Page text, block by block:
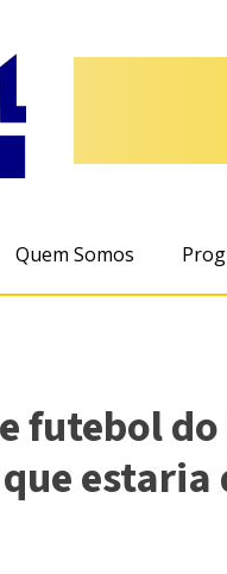
Quem Somos
futebol do
estaria